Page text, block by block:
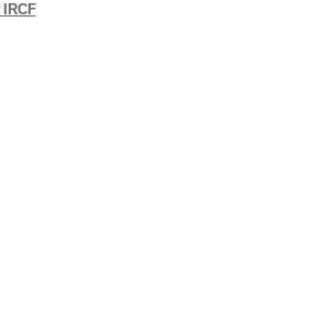
IRCF